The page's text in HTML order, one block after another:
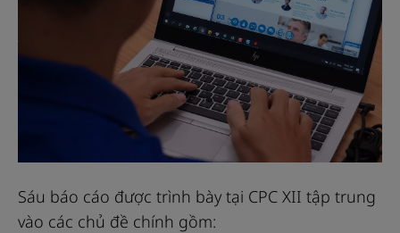
Sáu báo cáo được trình bày tại CPC XII tập trung
vào các chủ đề chính gồm: